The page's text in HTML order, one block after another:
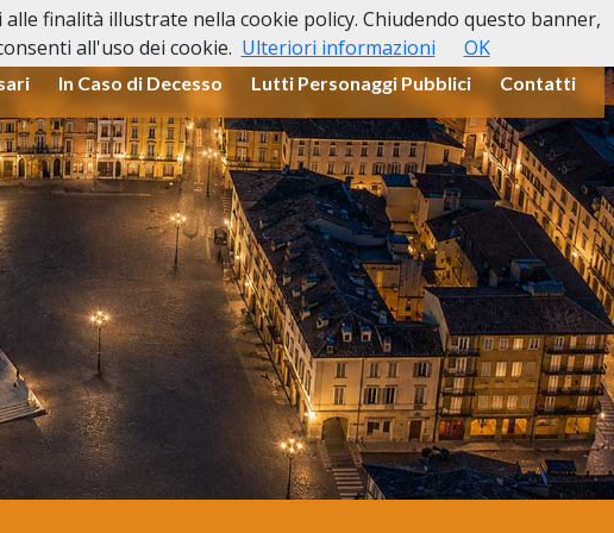
In Caso di Decesso Lutti Personaggi Pubblici Contatti
finalità illustrate nella cookie policy. Chiudendo questo banner,
all'uso dei cookie. Ulteriori informazioni OK